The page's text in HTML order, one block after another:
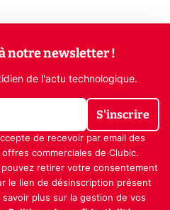
notre newsletter !
de l'actu technologique.
S'inscrire
de recevoir par email des
commerciales de Clubic.
pouvez retirer votre consentement
le lien de désinscription présent
plus sur la gestion de vos